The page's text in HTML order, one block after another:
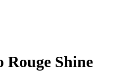
Rouge Shine